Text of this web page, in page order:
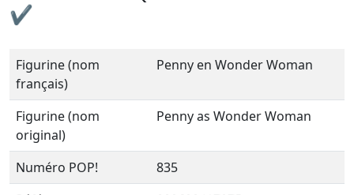
✔
Figurine (nom
français)
Penny en Wonder Woman
Figurine (nom
original)
Penny as Wonder Woman
Numéro POP!
835